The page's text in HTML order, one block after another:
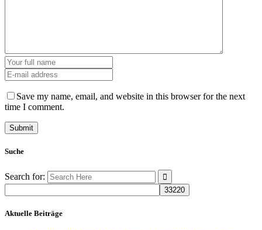
Save my name, email, and website in this browser for the next
time I comment.
Suche
Search for:
Aktuelle Beiträge